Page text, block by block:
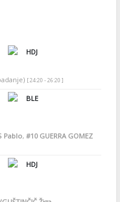
HDJ
[ 24:20 - 26:20 ]
BLE
Pablo, #10GUERRA GOMEZ
HDJ